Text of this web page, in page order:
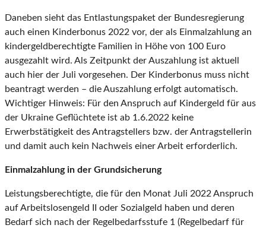
Daneben sieht das Entlastungspaket der Bundesregierung
auch einen Kinderbonus 2022 vor, der als Einmalzahlung an
kindergeldberechtigte Familien in Höhe von 100 Euro
ausgezahlt wird. Als Zeitpunkt der Auszahlung ist aktuell
auch hier der Juli vorgesehen. Der Kinderbonus muss nicht
beantragt werden – die Auszahlung erfolgt automatisch.
Wichtiger Hinweis: Für den Anspruch auf Kindergeld für aus
der Ukraine Geflüchtete ist ab 1.6.2022 keine
Erwerbstätigkeit des Antragstellers bzw. der Antragstellerin
und damit auch kein Nachweis einer Arbeit erforderlich.
Einmalzahlung in der Grundsicherung
Leistungsberechtigte, die für den Monat Juli 2022 Anspruch
auf Arbeitslosengeld II oder Sozialgeld haben und deren
Bedarf sich nach der Regelbedarfsstufe 1 (Regelbedarf für